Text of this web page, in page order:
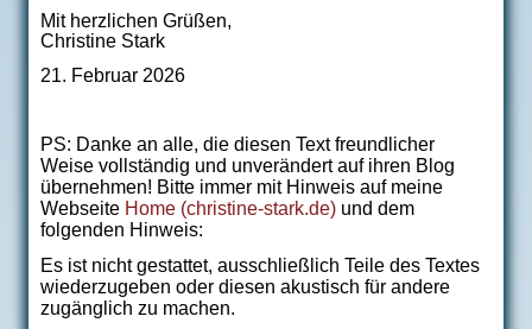
Mit herzlichen Grüßen,
Christine Stark
21. Februar 2026
PS: Danke an alle, die diesen Text freundlicher
Weise vollständig und unverändert auf ihren Blog
übernehmen! Bitte immer mit Hinweis auf meine
Webseite Home (christine-stark.de) und dem
folgenden Hinweis:
Es ist nicht gestattet, ausschließlich Teile des Textes
wiederzugeben oder diesen akustisch für andere
zugänglich zu machen.